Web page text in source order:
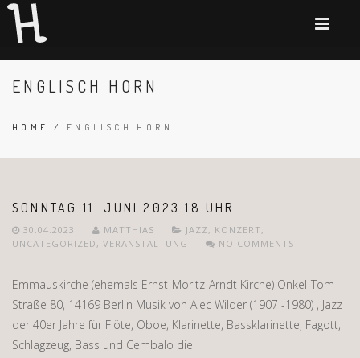
ENGLISCH HORN
HOME / ENGLISCH HORN
SONNTAG 11. JUNI 2023 18 UHR
30.04.2023 MATTHIAS JAZZ, KONZERT ,
UNCATEGORIZED , VERANSTALTUNG NO COMMENTS
Emmauskirche (ehemals Ernst-Moritz-Arndt Kirche) Onkel-Tom-
Straße 80, 14169 Berlin Musik von Alec Wilder (1907 -1980) , Jazz
der 40er Jahre für Flöte, Oboe, Klarinette, Bassklarinette, Fagott,
Schlagzeug, Bass und Cembalo die